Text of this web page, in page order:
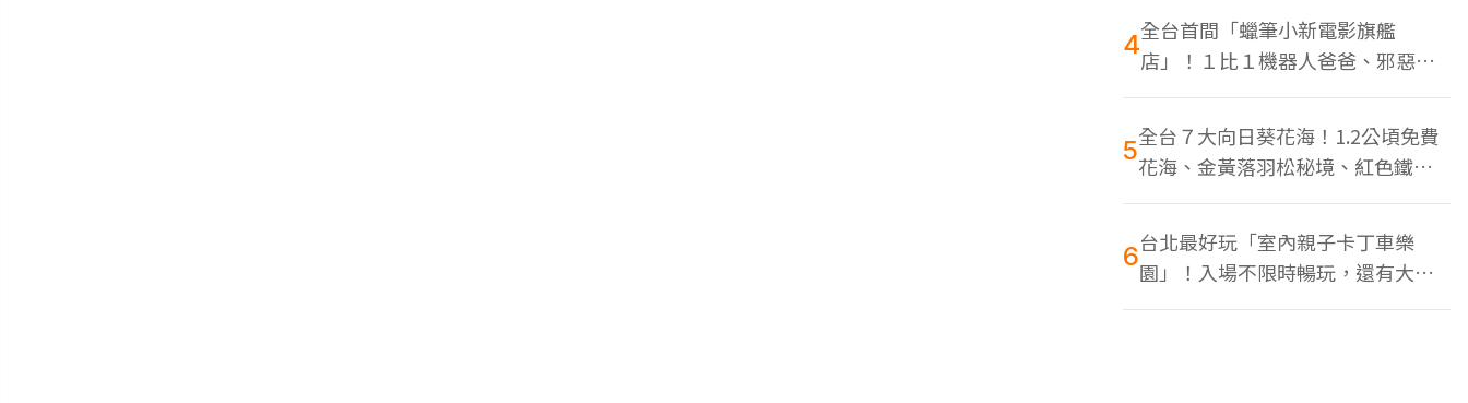
4全台首間「蠟筆小新電影旗艦
店」！１比１機器人爸爸、邪惡正
男，百款周邊買翻
5全台７大向日葵花海！1.2公頃免費
花海、金黃落羽松秘境、紅色鐵橋
同框
6台北最好玩「室內親子卡丁車樂
園」！入場不限時暢玩，還有大螢
幕Switch遊戲區